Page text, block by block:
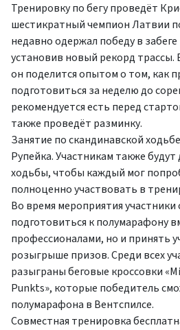
Тренировку по бегу проведёт
шестикратный чемпион Латвии
недавно одержал победу в
установив новый рекорд трассы.
он поделится опытом о том, как
подготовиться за неделю до
рекомендуется есть перед
также проведёт разминку.
Занятие по скандинавской
Рупейка. Участникам также
ходьбы, чтобы каждый мог
полноценно участвовать в
Во время мероприятия участники
подготовиться к полумарафону
профессионалами, но и принять
розыгрыше призов. Среди всех
разыграны беговые кроссовки
Punkts», которые победитель
полумарафона в Вентспилсе.
Совместная тренировка